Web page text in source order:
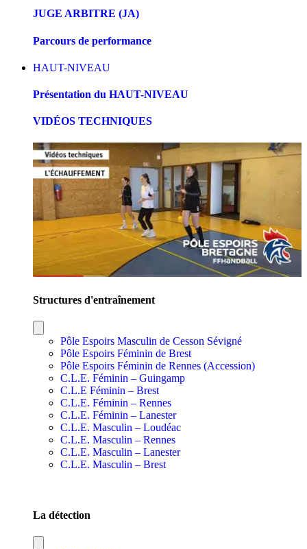
JUGE ARBITRE (JA)
Parcours de performance
HAUT-NIVEAU
Présentation du HAUT-NIVEAU
VIDÉOS TECHNIQUES
Structures d'entraînement
Pôle Espoirs Masculin de Cesson Sévigné
Pôle Espoirs Féminin de Brest
Pôle Espoirs Féminin de Rennes (Accession)
C.L.E. Féminin – Guingamp
C.L.E Féminin – Brest
C.L.E. Féminin – Rennes
C.L.E. Féminin – Lanester
C.L.E. Masculin – Loudéac
C.L.E. Masculin – Rennes
C.L.E. Masculin – Lanester
C.L.E. Masculin – Brest
La détection